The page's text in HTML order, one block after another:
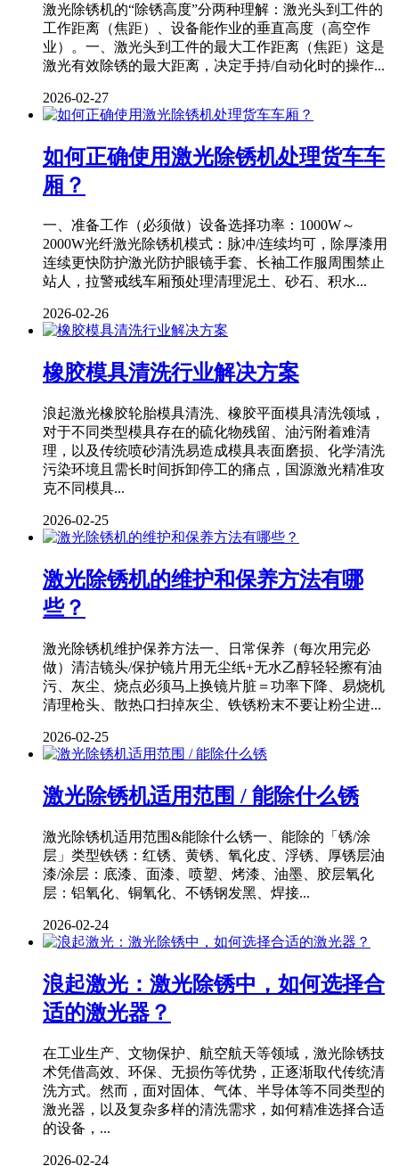
激光除锈机的“除锈高度”分两种理解：激光头到工件的
工作距离（焦距）、设备能作业的垂直高度（高空作
业）。一、激光头到工件的最大工作距离（焦距）这是
激光有效除锈的最大距离，决定手持/自动化时的操作...
2026-02-27
如何正确使用激光除锈机处理货车车
厢？
一、准备工作（必须做）设备选择功率：1000W～
2000W光纤激光除锈机模式：脉冲/连续均可，除厚漆用
连续更快防护激光防护眼镜手套、长袖工作服周围禁止
站人，拉警戒线车厢预处理清理泥土、砂石、积水...
2026-02-26
橡胶模具清洗行业解决方案
浪起激光橡胶轮胎模具清洗、橡胶平面模具清洗领域，
对于不同类型模具存在的硫化物残留、油污附着难清
理，以及传统喷砂清洗易造成模具表面磨损、化学清洗
污染环境且需长时间拆卸停工的痛点，国源激光精准攻
克不同模具...
2026-02-25
激光除锈机的维护和保养方法有哪
些？
激光除锈机维护保养方法一、日常保养（每次用完必
做）清洁镜头/保护镜片用无尘纸+无水乙醇轻轻擦有油
污、灰尘、烧点必须马上换镜片脏＝功率下降、易烧机
清理枪头、散热口扫掉灰尘、铁锈粉末不要让粉尘进...
2026-02-25
激光除锈机适用范围 / 能除什么锈
激光除锈机适用范围&能除什么锈一、能除的「锈/涂
层」类型铁锈：红锈、黄锈、氧化皮、浮锈、厚锈层油
漆/涂层：底漆、面漆、喷塑、烤漆、油墨、胶层氧化
层：铝氧化、铜氧化、不锈钢发黑、焊接...
2026-02-24
浪起激光：激光除锈中，如何选择合
适的激光器？
在工业生产、文物保护、航空航天等领域，激光除锈技
术凭借高效、环保、无损伤等优势，正逐渐取代传统清
洗方式。然而，面对固体、气体、半导体等不同类型的
激光器，以及复杂多样的清洗需求，如何精准选择合适
的设备，...
2026-02-24